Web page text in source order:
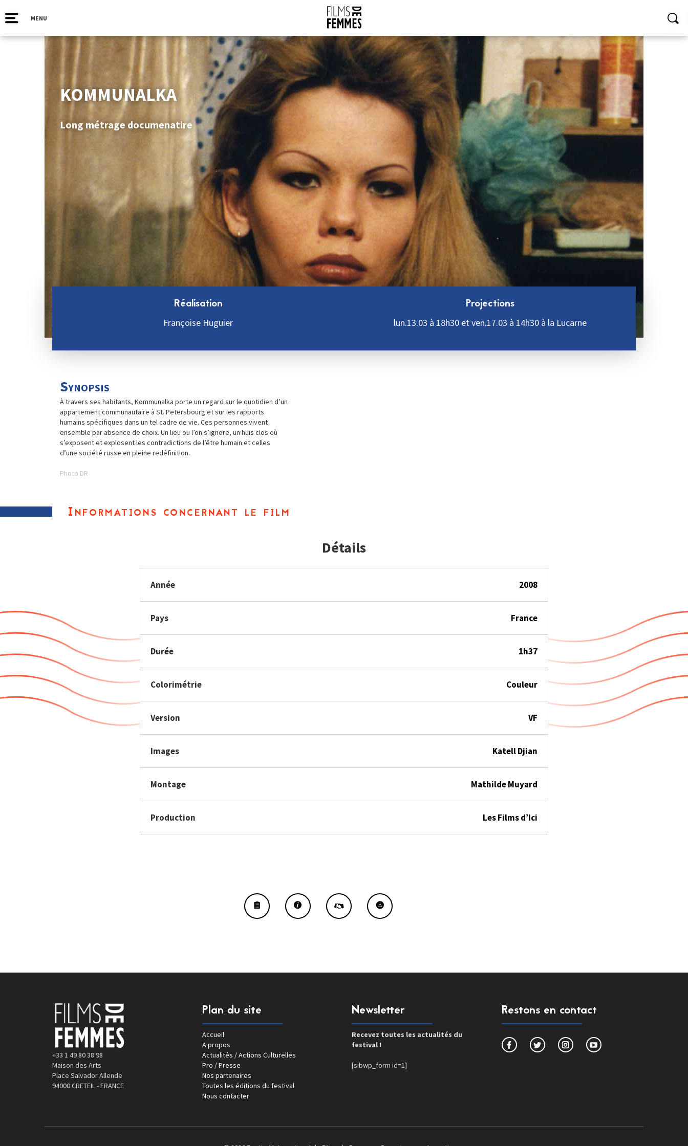
MENU
KOMMUNALKA
Long métrage documenatire
Réalisation
Françoise Huguier
Projections
lun.13.03 à 18h30 et ven.17.03 à 14h30 à la Lucarne
Synopsis
À travers ses habitants, Kommunalka porte un regard sur le quotidien d’un
appartement communautaire à St. Petersbourg et sur les rapports
humains spécifiques dans un tel cadre de vie. Ces personnes vivent
ensemble par absence de choix. Un lieu ou l’on s’ignore, un huis clos où
s’exposent et explosent les contradictions de l’être humain et celles
d’une société russe en pleine redéfinition.
Photo DR
Informations concernant le film
Détails
Année 2008
Pays France
Durée 1h37
Colorimétrie Couleur
Version VF
Images Katell Djian
Montage Mathilde Muyard
Production Les Films d’Ici
+33 1 49 80 38 98
Maison des Arts
Place Salvador Allende
94000 CRETEIL - FRANCE
Plan du site
Accueil
A propos
Actualités / Actions Culturelles
Pro / Presse
Nos partenaires
Toutes les éditions du festival
Nous contacter
Newsletter
Recevez toutes les actualités du
festival !
[sibwp_form id=1]
Restons en contact